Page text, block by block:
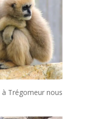
à Trégomeur nous